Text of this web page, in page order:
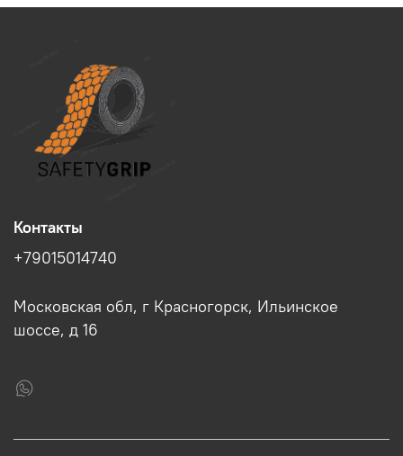
Контакты
+79015014740
Московская обл, г Красногорск, Ильинское
шоссе, д 16